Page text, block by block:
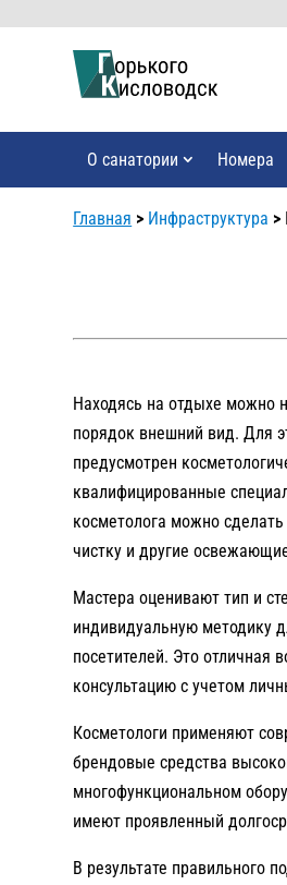
О санатории Номера
Главная > Инфраструктура >
Находясь на отдыхе можно
порядок внешний вид. Для
предусмотрен
квалифицированные
косметолога можно
чистку и другие
Мастера оценивают тип и
индивидуальную методику
посетителей. Это отличная
консультацию с учетом
Косметологи применяют
брендовые средства
многофункциональном
имеют проявленный
В результате правильного